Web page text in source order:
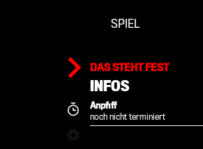
SPIEL
DAS STEHT FEST
INFOS
Anpfiff
noch nicht terminiert